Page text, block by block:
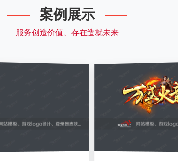
案例展示
服务创造价值、存在造就未来